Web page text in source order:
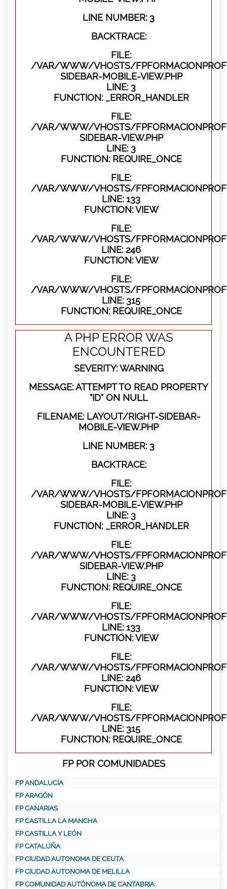
LINE NUMBER: 3
BACKTRACE:
FILE:
/VAR/WWW/VHOSTS/
SIDEBAR-MOBILE-VIEW.PHP
LINE: 3
FUNCTION: _ERROR_HANDLER
FILE:
/VAR/WWW/VHOSTS/
SIDEBAR-VIEW.PHP
LINE: 3
FUNCTION: REQUIRE_ONCE
FILE:
/VAR/WWW/VHOSTS/
LINE: 133
FUNCTION: VIEW
FILE:
/VAR/WWW/VHOSTS/
LINE: 246
FUNCTION: VIEW
FILE:
/VAR/WWW/VHOSTS/
LINE: 315
FUNCTION: REQUIRE_ONCE
A PHP ERROR WAS
ENCOUNTERED
SEVERITY: WARNING
MESSAGE: ATTEMPT TO READ PROPERTY
"ID" ON NULL
FILENAME: LAYOUT/RIGHT-SIDEBAR-
MOBILE-VIEW.PHP
LINE NUMBER: 3
BACKTRACE:
FILE:
/VAR/WWW/VHOSTS/
SIDEBAR-MOBILE-VIEW.PHP
LINE: 3
FUNCTION: _ERROR_HANDLER
FILE:
/VAR/WWW/VHOSTS/
SIDEBAR-VIEW.PHP
LINE: 3
FUNCTION: REQUIRE_ONCE
FILE:
/VAR/WWW/VHOSTS/
LINE: 133
FUNCTION: VIEW
FILE:
/VAR/WWW/VHOSTS/
LINE: 246
FUNCTION: VIEW
FILE:
/VAR/WWW/VHOSTS/
LINE: 315
FUNCTION: REQUIRE_ONCE
FP POR COMUNIDADES
FP ANDALUCÍA
FP ARAGÓN
FP CANARIAS
FP CASTILLA LA MANCHA
FP CASTILLA Y LEÓN
FP CATALUÑA
FP CIUDAD AUTONOMA DE CEUTA
FP CIUDAD AUTONOMA DE MELILLA
FP COMUNIDAD AUTÓNOMA DE CANTABRIA